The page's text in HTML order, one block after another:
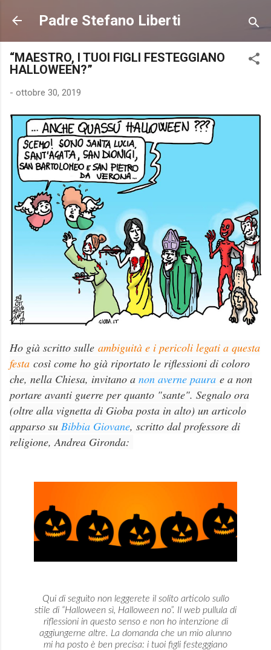
Passa ai contenuti principali
Padre Stefano Liberti
“MAESTRO, I TUOI FIGLI FESTEGGIANO
HALLOWEEN?”
- ottobre 30, 2019
Ho già scritto sulle ambiguità e i pericoli legati a questa
festa così come ho già riportato le riflessioni di coloro
che, nella Chiesa, invitano a non averne paura e a non
portare avanti guerre per quanto "sante". Segnalo ora
(oltre alla vignetta di Gioba posta in alto) un articolo
apparso su Bibbia Giovane, scritto dal professore di
religione, Andrea Gironda:
Qui di seguito non leggerete il solito articolo sullo
stile di “Halloween sì, Halloween no”. Il web pullula di
riflessioni in questo senso e non ho intenzione di
aggiungerne altre. La domanda che un mio alunno
mi ha posto è ben precisa: i tuoi figli festeggiano